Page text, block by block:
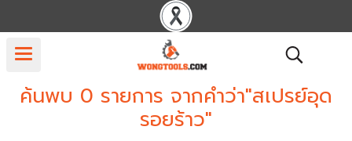
ค้นพบ 0 รายการ จากคำว่า"สเปรย์อุด
รอยร้าว"